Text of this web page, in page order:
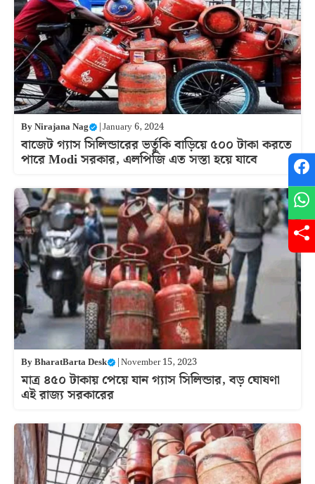
ByNirajana Nag |January 6, 2024
বাজেট গ্যাস সিলিন্ডারের ভর্তুকি বাড়িয়ে ৫০০ টাকা করতে
পারে Modi সরকার, এলপিজি এত সস্তা হয়ে যাবে
ByBharatBarta Desk |November 15, 2023
মাত্র ৪৫০ টাকায় পেয়ে যান গ্যাস সিলিন্ডার, বড় ঘোষণা
এই রাজ্য সরকারের